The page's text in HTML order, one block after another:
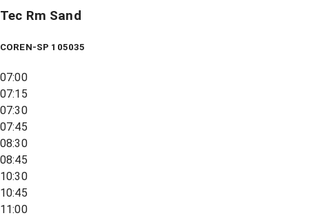
Tec Rm Sand
COREN-SP 105035
07:00
07:15
07:30
07:45
08:30
08:45
10:30
10:45
11:00